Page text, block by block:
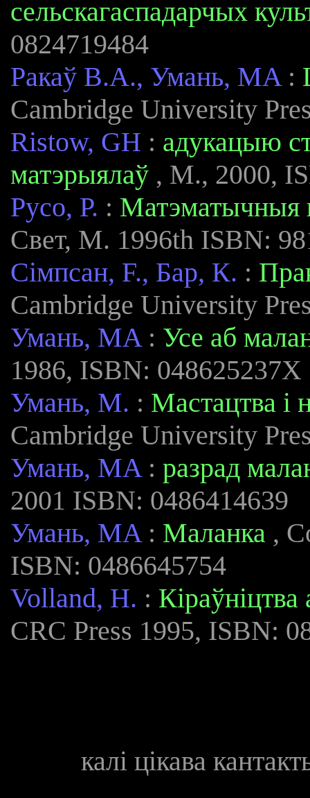
сельскагаспадарчых
0824719484
Ракаў В.А., Умань, MA:
Cambridge University
Ristow, GH : адукацыю
матэрыялаў , М., 2000,
Русо, Р. : Матэматычныя
Свет, М. 1996th ISBN:
Сімпсан, F., Бар, К. :
Cambridge University
Умань, MA: Усе аб
1986, ISBN: 048625237X
Умань, М. : Мастацтва і
Cambridge University
Умань, MA: разрад
2001 ISBN: 0486414639
Умань, MA: Маланка ,
ISBN: 0486645754
Volland, H. :
CRC Press 1995, ISBN:
калі цікава